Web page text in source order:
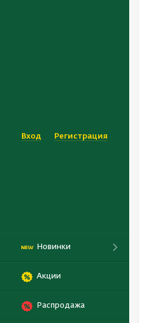
Вход Регистрация
Новинки
Акции
Распродажа